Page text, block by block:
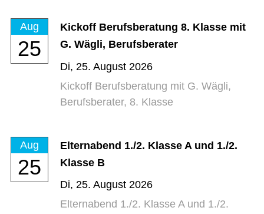
Aug
25
Kickoff Berufsberatung 8. Klasse mit
G. Wägli, Berufsberater
Di, 25. August 2026
Kickoff Berufsberatung mit G. Wägli,
Berufsberater, 8. Klasse
Aug
25
Elternabend 1./2. Klasse A und 1./2.
Klasse B
Di, 25. August 2026
Elternabend 1./2. Klasse A und 1./2.